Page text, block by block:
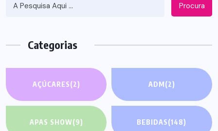
Procura
Categorias
AÇÚCARES(2) ADM(2)
APAS SHOW(9) BEBIDAS(148)